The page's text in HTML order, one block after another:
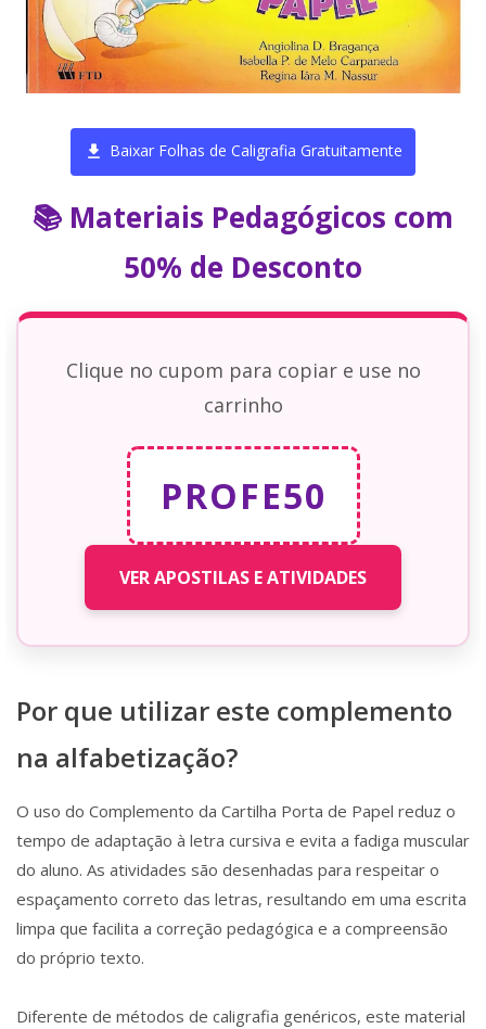
Baixar Folhas de Caligrafia Gratuitamente
📚 Materiais Pedagógicos com
50% de Desconto
Clique no cupom para copiar e use no
carrinho
PROFE50
VER APOSTILAS E ATIVIDADES
Por que utilizar este complemento
na alfabetização?
O uso do Complemento da Cartilha Porta de Papel reduz o
tempo de adaptação à letra cursiva e evita a fadiga muscular
do aluno. As atividades são desenhadas para respeitar o
espaçamento correto das letras, resultando em uma escrita
limpa que facilita a correção pedagógica e a compreensão
do próprio texto.
Diferente de métodos de caligrafia genéricos, este material